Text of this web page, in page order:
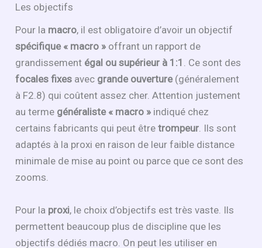
Les objectifs
Pour la macro, il est obligatoire d’avoir un objectif
spécifique « macro » offrant un rapport de
grandissement égal ou supérieur à 1:1 . Ce sont des
focales fixes avec grande ouverture(généralement
à F2.8) qui coûtent assez cher. Attention justement
au terme généraliste « macro » indiqué chez
certains fabricants qui peut être trompeur. Ils sont
adaptés à la proxi en raison de leur faible distance
minimale de mise au point ou parce que ce sont des
zooms.
Pour la proxi, le choix d’objectifs est très vaste. Ils
permettent beaucoup plus de discipline que les
objectifs dédiés macro. On peut les utiliser en